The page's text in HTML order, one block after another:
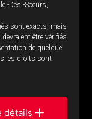
-Des -Soeurs,
sont exacts, mais
être vérifiés
de quelque
les droits sont
détails